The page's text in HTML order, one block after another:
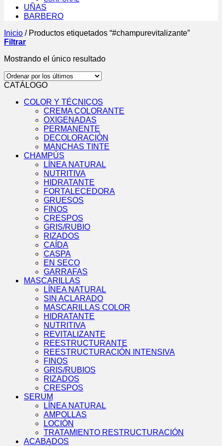
UÑAS
BARBERO
Inicio /Productos etiquetados “#champurevitalizante”
Filtrar
Mostrando el único resultado
CATÁLOGO
COLOR Y TÉCNICOS
CREMA COLORANTE
OXIGENADAS
PERMANENTE
DECOLORACIÓN
MANCHAS TINTE
CHAMPÚS
LÍNEA NATURAL
NUTRITIVA
HIDRATANTE
FORTALECEDORA
GRUESOS
FINOS
CRESPOS
GRIS/RUBIO
RIZADOS
CAÍDA
CASPA
EN SECO
GARRAFAS
MASCARILLAS
LÍNEA NATURAL
SIN ACLARADO
MASCARILLAS COLOR
HIDRATANTE
NUTRITIVA
REVITALIZANTE
REESTRUCTURANTE
REESTRUCTURACIÓN INTENSIVA
FINOS
GRIS/RUBIOS
RIZADOS
CRESPOS
SERUM
LÍNEA NATURAL
AMPOLLAS
LOCIÓN
TRATAMIENTO RESTRUCTURACIÓN
ACABADOS